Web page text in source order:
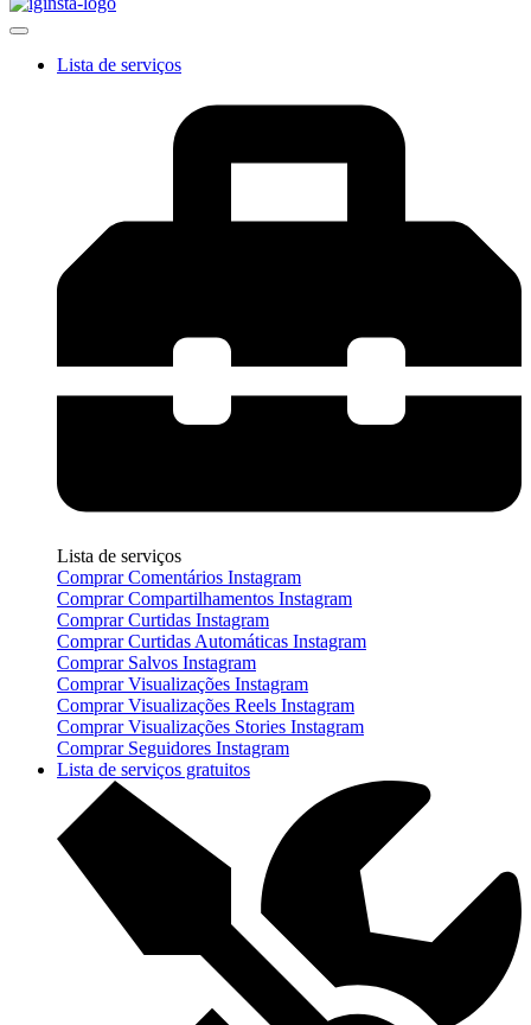
Lista de serviços
Lista de serviços
Comprar Comentários Instagram
Comprar Compartilhamentos Instagram
Comprar Curtidas Instagram
Comprar Curtidas Automáticas Instagram
Comprar Salvos Instagram
Comprar Visualizações Instagram
Comprar Visualizações Reels Instagram
Comprar Visualizações Stories Instagram
Comprar Seguidores Instagram
Lista de serviços gratuitos